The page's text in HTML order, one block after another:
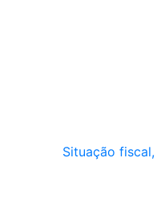
Situação